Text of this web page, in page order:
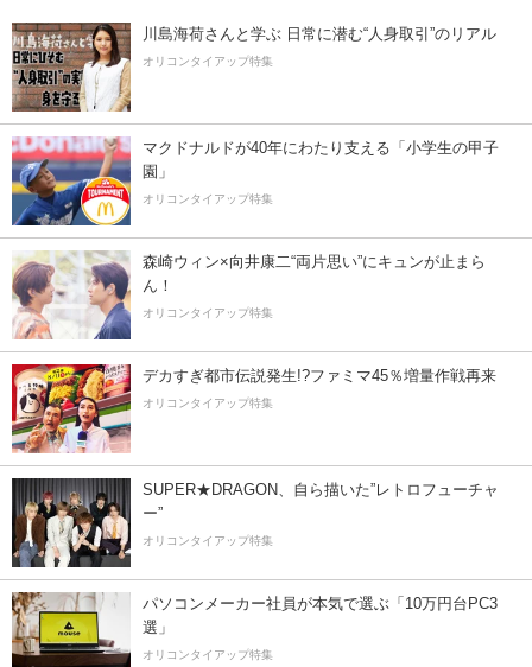
川島海荷さんと学ぶ 日常に潜む“人身取引”のリアル
オリコンタイアップ特集
マクドナルドが40年にわたり支える「小学生の甲子
園」
オリコンタイアップ特集
森崎ウィン×向井康二“両片思い”にキュンが止まら
ん！
オリコンタイアップ特集
デカすぎ都市伝説発生!?ファミマ45％増量作戦再来
オリコンタイアップ特集
SUPER★DRAGON、自ら描いた”レトロフューチャ
ー”
オリコンタイアップ特集
パソコンメーカー社員が本気で選ぶ「10万円台PC3
選」
オリコンタイアップ特集